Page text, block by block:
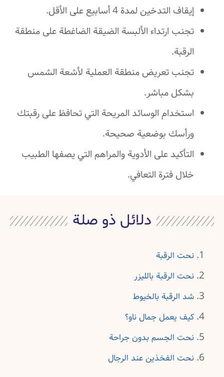
إيقاف التدخين لمدة 4 أسابيع على الأقل.
تجنب ارتداء الألبسة الضيقة الضاغطة على منطقة
الرقبة.
تجنب تعريض منطقة العملية لأشعة الشمس
بشكل مباشر.
استخدام الوسائد المريحة التي تحافظ على رقبتك
ورأسك بوضعية صحيحة.
التأكيد على الأدوية والمراهم التي يصفها الطبيب
خلال فترة التعافي.
دلائل ذو صلة
نحت الرقبة
نحت الرقبة بالليزر
شد الرقبة بالخيوط
كيف يعمل جمال ناو؟
نحت الجسم بدون جراحة
نحت الفخذين عند الرجال